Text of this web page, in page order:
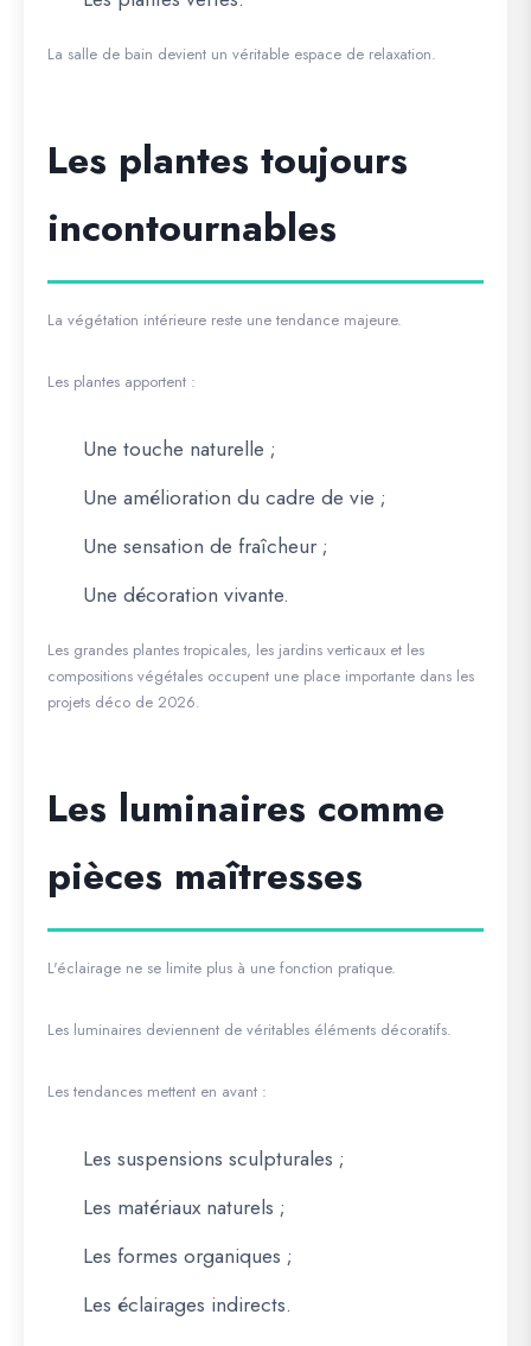
La salle de bain devient un véritable espace de relaxation.
Les plantes toujours
incontournables
La végétation intérieure reste une tendance majeure.
Les plantes apportent :
Une touche naturelle ;
Une amélioration du cadre de vie ;
Une sensation de fraîcheur ;
Une décoration vivante.
Les grandes plantes tropicales, les jardins verticaux et les
compositions végétales occupent une place importante dans les
projets déco de 2026.
Les luminaires comme
pièces maîtresses
L'éclairage ne se limite plus à une fonction pratique.
Les luminaires deviennent de véritables éléments décoratifs.
Les tendances mettent en avant :
Les suspensions sculpturales ;
Les matériaux naturels ;
Les formes organiques ;
Les éclairages indirects.